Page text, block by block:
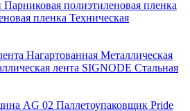
Парниковая полиэтиленовая пленка
пленка Техническая
Нагартованная Металлическая
лента SIGNODE Стальная
AG 02 Паллетоупаковщик Pride